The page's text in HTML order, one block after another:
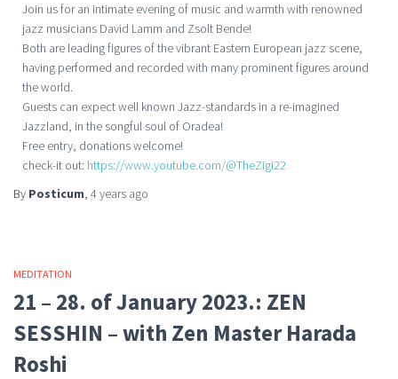
Join us for an intimate evening of music and warmth with renowned
jazz musicians David Lamm and Zsolt Bende!
Both are leading figures of the vibrant Eastern European jazz scene,
having performed and recorded with many prominent figures around
the world.
Guests can expect well known Jazz-standards in a re-imagined
Jazzland, in the songful soul of Oradea!
Free entry, donations welcome!
check-it out: https://www.youtube.com/@TheZigi22
By Posticum, 4 years ago
MEDITATION
21 – 28. of January 2023.: ZEN
SESSHIN – with Zen Master Harada
Roshi